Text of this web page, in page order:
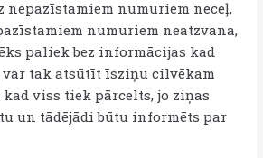
nepazīstamiem numuriem neceļ,
numuriem neatzvana,
paliek bez informācijas kad
tak atsūtīt īsziņu cilvēkam
viss tiek pārcelts, jo ziņas
un tādējādi būtu informēts par